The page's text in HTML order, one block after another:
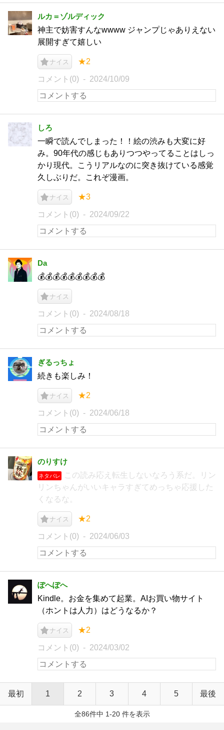
ルカ＝ゾルディック
神主で妨害すんなwwww ジャンプじゃありえない
展開すぎて嬉しい
ナイス ★2
コメント(0) 2024/10/09
しろ
一瞬で読んでしまった！！絵の渋みも大変に好
み。90年代の感じもありつつやってることはしっ
かり現代。こうリアルなのに突き抜けている感覚
久しぶりだ。これぞ漫画。
ナイス ★3
コメント(0) 2024/09/22
Da
💰💰💰💰💰💰💰💰💰
ナイス
コメント(0) 2024/08/18
ぎるっちょ
続きも楽しみ！
ナイス ★2
コメント(0) 2024/06/18
のりすけ
ネタバレ
この読み応え転生しないなろう系だ。リン
リンちゃんがいいキャラすぎてめっちゃ応援した
くなるな。
ナイス ★2
コメント(0) 2024/06/03
ぽへぽへ
Kindle。お金を集めて起業。AIお買い物サイト
（ホントは人力）はどうなるか？
ナイス ★2
コメント(0) 2024/03/02
最初 1 2 3 4 5 最後
全86件中 1-20 件を表示